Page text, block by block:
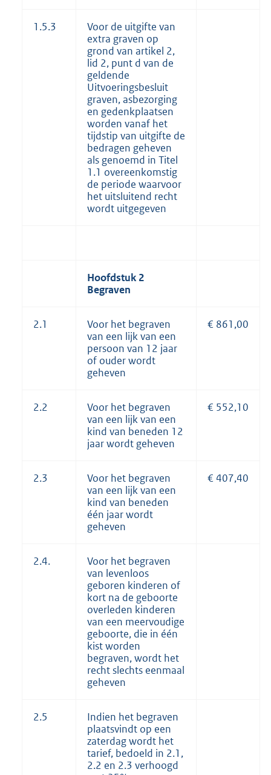
1.5.3
Voor de uitgifte van
extra graven op
grond van artikel 2,
lid 2, punt d van de
geldende
Uitvoeringsbesluit
graven, asbezorging
en gedenkplaatsen
worden vanaf het
tijdstip van uitgifte de
bedragen geheven
als genoemd in Titel
1.1 overeenkomstig
de periode waarvoor
het uitsluitend recht
wordt uitgegeven
Hoofdstuk 2
Begraven
2.1
Voor het begraven
van een lijk van een
persoon van 12 jaar
of ouder wordt
geheven
€ 861,00
2.2
Voor het begraven
van een lijk van een
kind van beneden 12
jaar wordt geheven
€ 552,10
2.3
Voor het begraven
van een lijk van een
kind van beneden
één jaar wordt
geheven
€ 407,40
2.4.
Voor het begraven
van levenloos
geboren kinderen of
kort na de geboorte
overleden kinderen
van een meervoudige
geboorte, die in één
kist worden
begraven, wordt het
recht slechts eenmaal
geheven
2.5
Indien het begraven
plaatsvindt op een
zaterdag wordt het
tarief, bedoeld in 2.1,
2.2 en 2.3 verhoogd